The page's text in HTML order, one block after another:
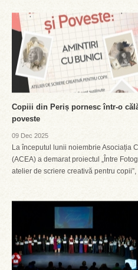
Copiii din Periș pornesc într-o
poveste
09 Dec 2025
La începutul lunii noiembrie Asociația
(ACEA) a demarat proiectul „Între
atelier de scriere creativă pentru copii”,